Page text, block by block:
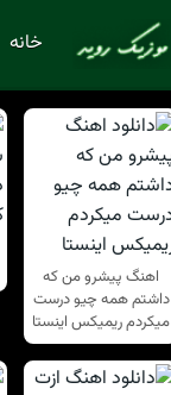
خانه
اهنگ پیشرو من که
داشتم همه چیو درست
میکردم ریمیکس اینستا